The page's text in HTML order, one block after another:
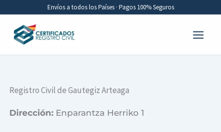
contenido
Envíos a todos los Países · Pagos 100% Seguros
Registro Civil de Gautegiz Arteaga
Dirección: Enparantza Herriko 1